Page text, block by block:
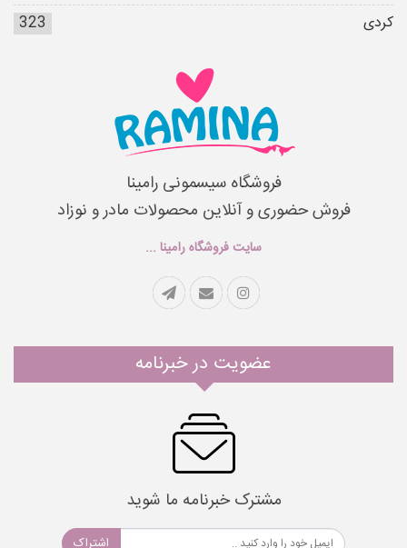
کردی
323
فروشگاه سیسمونی رامینا
فروش حضوری و آنلاین محصولات مادر و نوزاد
سایت فروشگاه رامینا ...
عضویت در خبرنامه
مشترک خبرنامه ما شوید
اشتراک